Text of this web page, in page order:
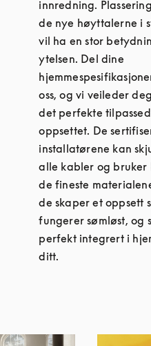
innredning.
de nye høyttalerne i
vil ha en stor
ytelsen. Del dine
oss, og vi veileder
det perfekte
oppsettet. De
installatørene kan
alle kabler og bruker
de fineste
de skaper et oppsett
fungerer sømløst, og
perfekt integrert i
ditt.